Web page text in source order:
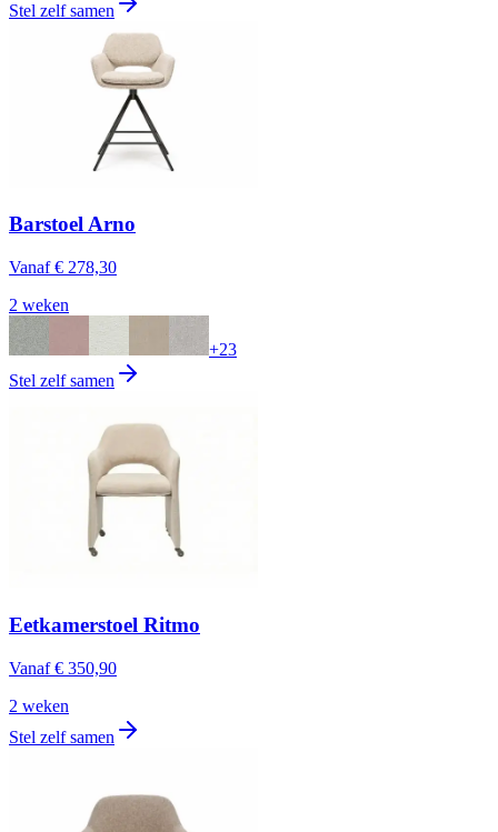
Stel zelf samen
Barstoel Arno
Vanaf € 278,30
2 weken
+23
Stel zelf samen
Eetkamerstoel Ritmo
Vanaf € 350,90
2 weken
Stel zelf samen